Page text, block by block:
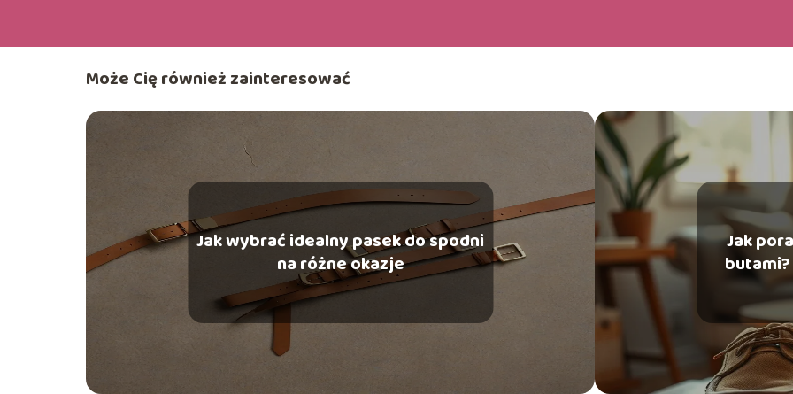
Może Cię również zainteresować
Jak wybrać idealny pasek do spodni
na różne okazje
Jak